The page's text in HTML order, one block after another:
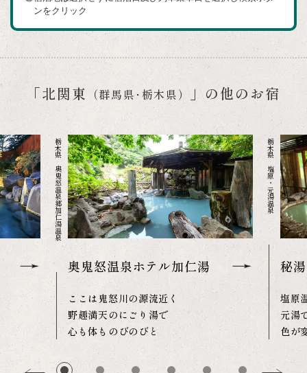
ウ
で
開
き
ま
ンをクリック
「北関東 （群馬県･栃木県） 」の他のお宿
栃木県 奥鬼怒温泉郷加仁湯温泉
奥鬼怒温泉ホテル加仁湯
ここは鬼怒川の源流近く
野趣満天のにごり湯で
心も体ものびのびと
栃木県 塩原・元湯温泉
秘
塩原
元湯
色が